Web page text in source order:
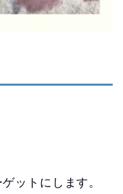
ットにします。